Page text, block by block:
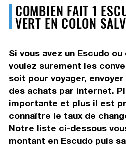
COMBIEN FAIT 1
VERT EN COLON
Si vous avez un Escudo
voulez surement les
soit pour voyager,
des achats par internet.
importante et plus il est
connaître le taux de
Notre liste ci-dessous
montant en Escudo puis